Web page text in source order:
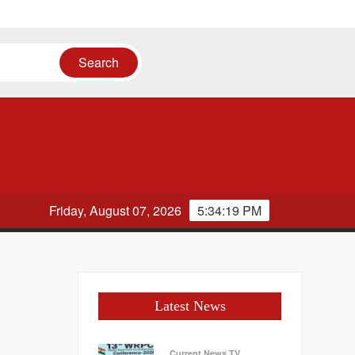
5:34:20 PM
Friday, August 07, 2026
Latest News